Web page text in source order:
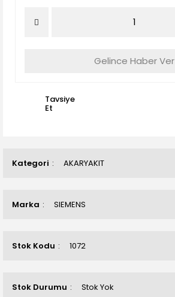
Kategori AKARYAKIT
Marka SIEMENS
Stok Kodu 1072
Stok Durumu Stok Yok
Gelince Haber Ver
Tavsiye
Et